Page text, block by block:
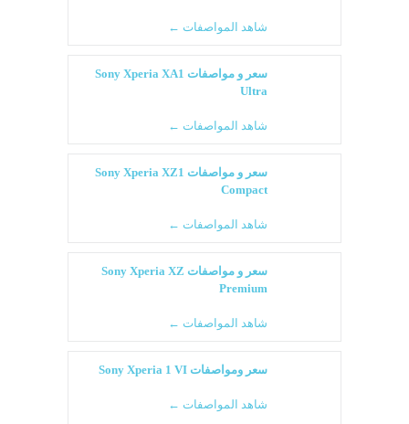
شاهد المواصفات ←
سعر و مواصفات Sony Xperia XA1
Ultra
شاهد المواصفات ←
سعر و مواصفات Sony Xperia XZ1
Compact
شاهد المواصفات ←
سعر و مواصفات Sony Xperia XZ
Premium
شاهد المواصفات ←
سعر ومواصفات Sony Xperia 1 VI
شاهد المواصفات ←